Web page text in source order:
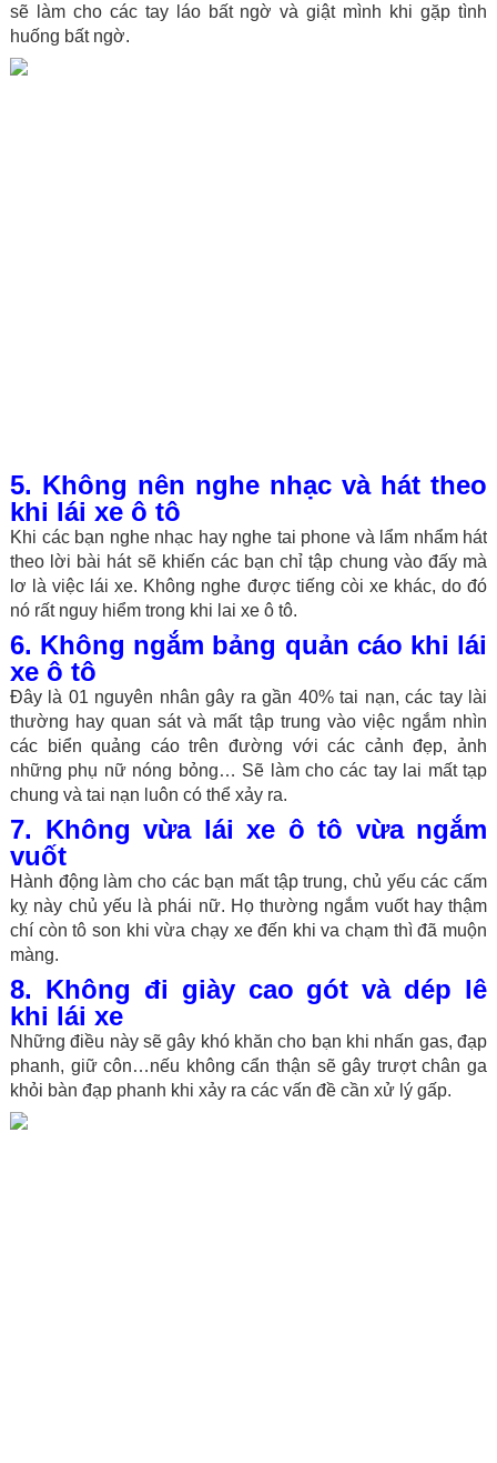
sẽ làm cho các tay láo bất ngờ và giật mình khi gặp tình
huống bất ngờ.
5. Không nên nghe nhạc và hát theo
khi lái xe ô tô
Khi các bạn nghe nhạc hay nghe tai phone và lẩm nhẩm hát
theo lời bài hát sẽ khiến các bạn chỉ tập chung vào đấy mà
lơ là việc lái xe. Không nghe được tiếng còi xe khác, do đó
nó rất nguy hiểm trong khi lai xe ô tô.
6. Không ngắm bảng quản cáo khi lái
xe ô tô
Đây là 01 nguyên nhân gây ra gần 40% tai nạn, các tay lài
thường hay quan sát và mất tập trung vào việc ngắm nhìn
các biển quảng cáo trên đường với các cảnh đẹp, ảnh
những phụ nữ nóng bỏng… Sẽ làm cho các tay lai mất tạp
chung và tai nạn luôn có thể xảy ra.
7. Không vừa lái xe ô tô vừa ngắm
vuốt
Hành động làm cho các bạn mất tập trung, chủ yếu các cấm
kỵ này chủ yếu là phái nữ. Họ thường ngắm vuốt hay thậm
chí còn tô son khi vừa chạy xe đến khi va chạm thì đã muộn
màng.
8. Không đi giày cao gót và dép lê
khi lái xe
Những điều này sẽ gây khó khăn cho bạn khi nhấn gas, đạp
phanh, giữ côn…nếu không cẩn thận sẽ gây trượt chân ga
khỏi bàn đạp phanh khi xảy ra các vấn đề cần xử lý gấp.